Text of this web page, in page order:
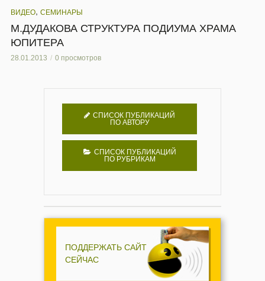
ВИДЕО, СЕМИНАРЫ
М.ДУДАКОВА СТРУКТУРА ПОДИУМА ХРАМА
ЮПИТЕРА
28.01.2013 0 просмотров
СПИСОК ПУБЛИКАЦИЙ
ПО АВТОРУ
СПИСОК ПУБЛИКАЦИЙ
ПО РУБРИКАМ
ПОДДЕРЖАТЬ САЙТ
СЕЙЧАС